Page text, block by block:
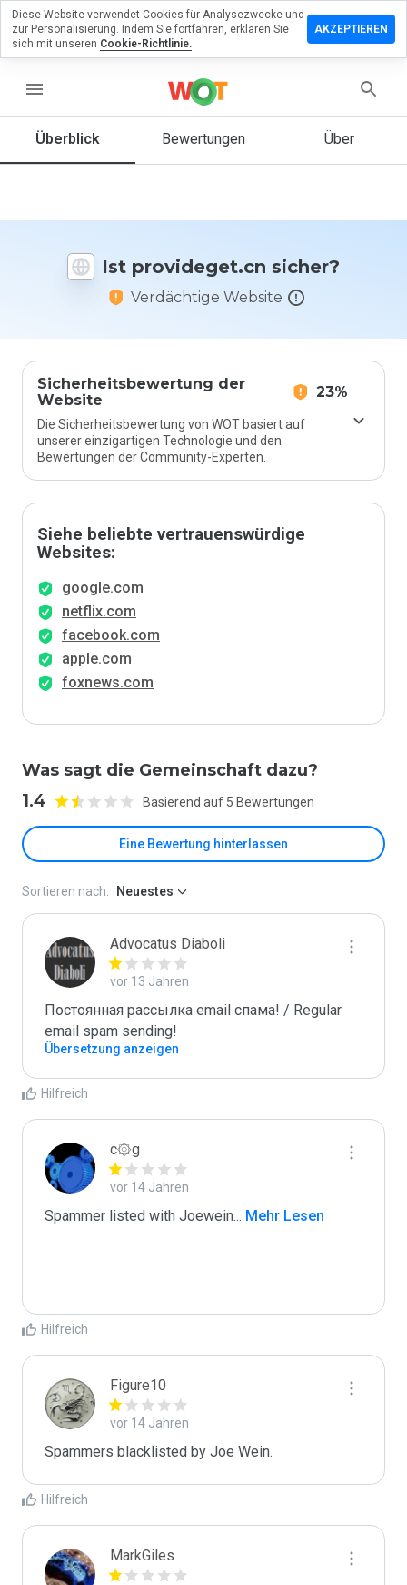
menu
Überblick Bewertungen Über
Ist provideget.cn sicher?
Verdächtige Website
Sicherheitsbewertung der
Website
23%
Die Sicherheitsbewertung von WOT basiert auf
unserer einzigartigen Technologie und den
Bewertungen der Community-Experten.
Siehe beliebte vertrauenswürdige
Websites:
google.com
netflix.com
facebook.com
apple.com
foxnews.com
Was sagt die Gemeinschaft dazu?
1.4 Basierend auf 5 Bewertungen
Eine Bewertung hinterlassen
würden
auf einer
Skala von
Sortieren nach: Neuestes
Advocatus Diaboli
vor 13 Jahren
Постоянная рассылка email спама! / Regular
email spam sending!
Übersetzung anzeigen
Hilfreich
c۞g
vor 14 Jahren
Spammer listed with Joewein... Mehr Lesen
Hilfreich
Figure10
vor 14 Jahren
Spammers blacklisted by Joe Wein.
Hilfreich
MarkGiles
Diese Website verwendet Cookies für Analysezwecke und
zur Personalisierung. Indem Sie fortfahren, erklären Sie
sich mit unseren Cookie-Richtlinie.
AKZEPTIEREN